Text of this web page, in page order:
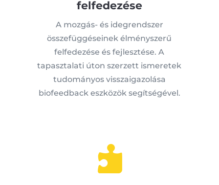
felfedezése
A mozgás- és idegrendszer
összefüggéseinek élményszerű
felfedezése és fejlesztése. A
tapasztalati úton szerzett ismeretek
tudományos visszaigazolása
biofeedback eszközök segítségével.
